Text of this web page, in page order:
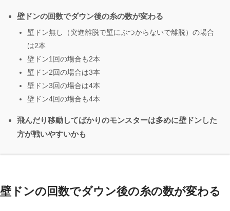
壁ドンの回数でダウン後の糸の数が変わる
壁ドン無し（突進離脱で壁にぶつからないで離脱）の場合
は2本
壁ドン1回の場合も2本
壁ドン2回の場合は3本
壁ドン3回の場合は4本
壁ドン4回の場合も4本
飛んだり移動してばかりのモンスターは多めに壁ドンした
方が戦いやすいかも
壁ドンの回数でダウン後の糸の数が変わる